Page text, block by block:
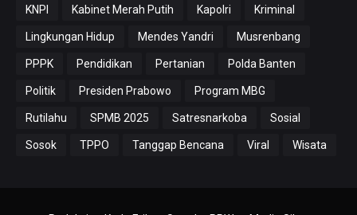
KNPI Kabinet Merah Putih Kapolri Kriminal
Lingkungan Hidup Mendes Yandri Musrenbang
PPPK Pendidikan Pertanian Polda Banten
Politik Presiden Prabowo Program MBG
Rutilahu SPMB 2025 Satresnarkoba Sosial
Sosok TPPO Tanggap Bencana Viral Wisata